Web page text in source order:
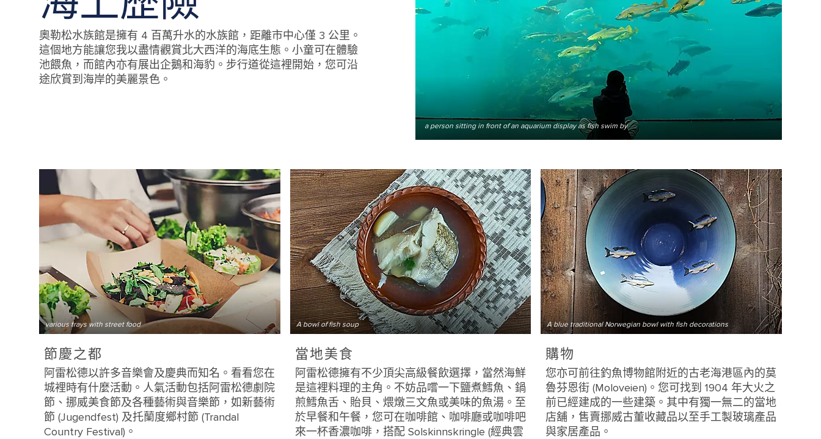
a person sitting in front of an aquarium display as fish swim by
奧勒松水族館是擁有 4 百萬升水的水族館，距離市中心僅 3 公里。
這個地方能讓您我以盡情觀賞北大西洋的海底生態。小童可在體驗
池餵魚，而館內亦有展出企鵝和海豹。步行道從這裡開始，您可沿
途欣賞到海岸的美麗景色。
various trays with street food
節慶之都
阿雷松德以許多音樂會及慶典而知名。看看您在
城裡時有什麼活動。人氣活動包括阿雷松德劇院
節、挪威美食節及各種藝術與音樂節，如新藝術
節 (Jugendfest) 及托蘭度鄉村節 (Trandal
Country Festival)。
A bowl of fish soup
當地美食
阿雷松德擁有不少頂尖高級餐飲選擇，當然海鮮
是這裡料理的主角。不妨品嚐一下鹽煮鱈魚、鍋
煎鱈魚舌、貽貝、煨燉三文魚或美味的魚湯。至
於早餐和午餐，您可在咖啡館、咖啡廳或咖啡吧
來一杯香濃咖啡，搭配 Solskinnskringle (經典雲
A blue traditional Norwegian bowl with fish decorations
購物
您亦可前往釣魚博物館附近的古老海港區內的莫
魯芬恩街 (Moloveien)。您可找到 1904 年大火之
前已經建成的一些建築。其中有獨一無二的當地
店舖，售賣挪威古董收藏品以至手工製玻璃產品
與家居產品。